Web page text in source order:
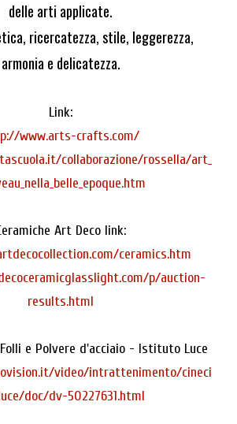
delle arti applicate.
ricercatezza, stile, leggerezza,
armonia e delicatezza.
Link:
www.arts-crafts.com/
collaborazione/rossella/art_
Art Deco link:
ceramics.htm
p/auction-
results.html
e Polvere d'acciaio - Istituto Luce
video/intrattenimento/cineci
doc/dv-50227631.html